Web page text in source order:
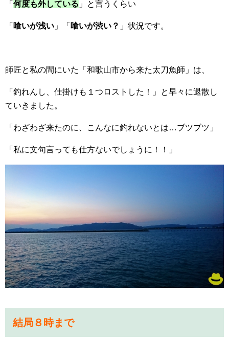
「 何度も外している 」と言うくらい
「 喰いが浅い 」「 喰いが渋い？ 」状況です。
師匠と私の間にいた「和歌山市から来た太刀魚師」は、
「釣れんし、仕掛けも１つロストした！」と早々に退散し
ていきました。
「わざわざ来たのに、こんなに釣れないとは…ブツブツ」
「私に文句言っても仕方ないでしょうに！！」
結局８時まで